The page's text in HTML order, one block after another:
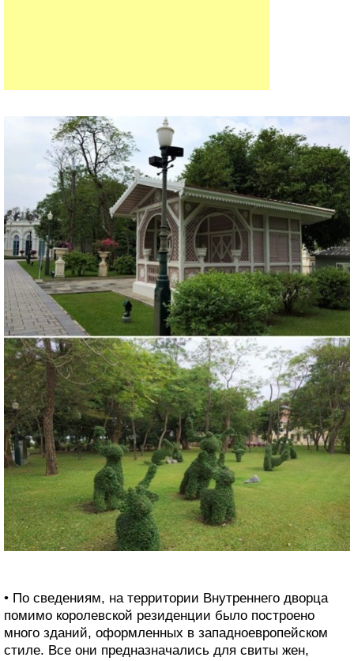
• По сведениям, на территории Внутреннего дворца
помимо королевской резиденции было построено
много зданий, оформленных в западноевропейском
стиле. Все они предназначались для свиты жен,